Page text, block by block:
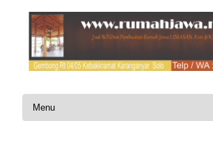
Skip to content